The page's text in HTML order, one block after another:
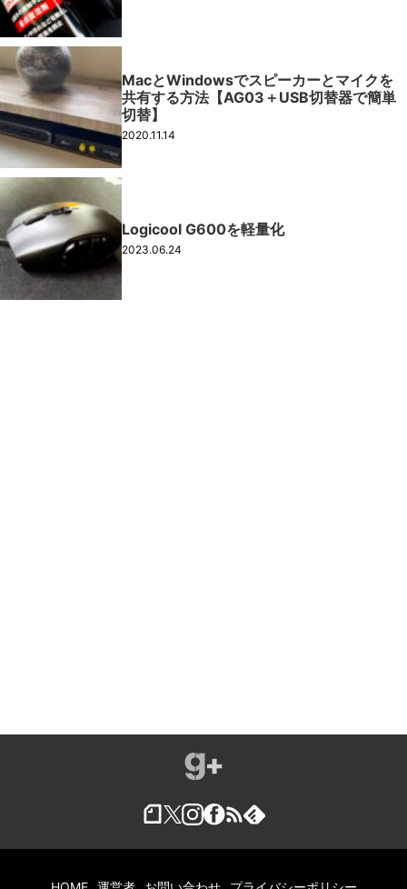
MacとWindowsでスピーカーとマイクを
共有する方法【AG03＋USB切替器で簡単
切替】
2020.11.14
Logicool G600を軽量化
2023.06.24
X Instagram
Facebook
Feedfeedly